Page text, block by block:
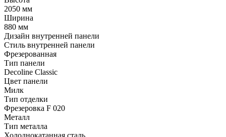
2050 мм
Ширина
880 мм
Дизайн внутренней панели
Стиль внутренней панели
Фрезерованная
Тип панели
Decoline Classic
Цвет панели
Милк
Тип отделки
Фрезеровка F 020
Металл
Тип металла
Холоднокатанная сталь